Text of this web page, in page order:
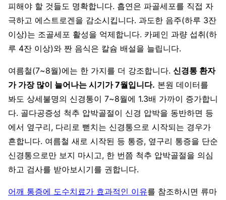
피해야 할 것들도 명확합니다. 흡연은 파골세포를 직접 자
극하고 에스트로겐을 감소시킵니다. 과도한 음주(하루 3잔
이상)는 조골세포 활성을 억제합니다. 카페인 과량 섭취(하
루 4잔 이상)와 짠 음식은 칼슘 배설을 늘립니다.
여름철(7~8월)에는 한 가지를 더 강조합니다. 신경통 환자
가 가장 많이 늘어나는 시기가 7월입니다. 본원 데이터를
봐도 상세불명의 신경통이 7~8월에 1.3배 가까이 증가합니
다. 골다공증성 척추 압박골절이 신경 압박을 동반하면 등
에서 옆구리, 다리로 뻗치는 신경통으로 시작되는 경우가
흔합니다. 여름철 새로 시작된 등 통증, 옆구리 통증을 단순
신경통으로만 보지 마시고, 한 번쯤 척추 압박골절을 의심
하고 검사를 받아보시기를 권합니다.
어깨 통증에 도수치료가 효과적인 이유를 참조하시면 류마